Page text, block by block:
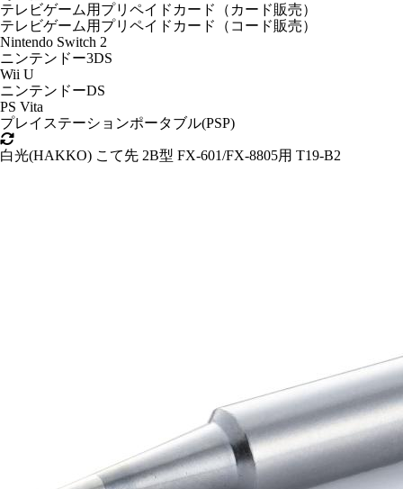
テレビゲーム用プリペイドカード（カード販売）
テレビゲーム用プリペイドカード（コード販売）
Nintendo Switch 2
ニンテンドー3DS
Wii U
ニンテンドーDS
PS Vita
プレイステーションポータブル(PSP)
白光(HAKKO) こて先 2B型 FX-601/FX-8805用 T19-B2